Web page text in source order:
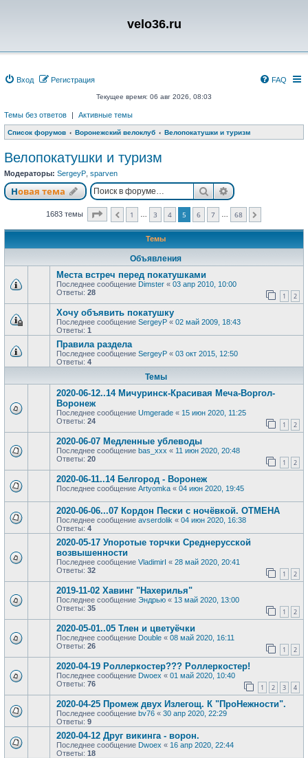
velo36.ru
Вход Регистрация FAQ
Текущее время: 06 авг 2026, 08:03
Темы без ответов | Активные темы
Список форумов Воронежский велоклуб Велопокатушки и туризм
Велопокатушки и туризм
Модераторы: SergeyP sparven
Новая тема ПоискРасширенный
1683 темы Страница 68
Пред.
1 3 4 5 6 7 68
Темы
Объявления
Места встреч перед покатушками
Последнее сообщение Dimster « 03 апр 2010, 10:00
Ответы: 28 1 2
Хочу объявить покатушку
Последнее сообщение SergeyP « 02 май 2009, 18:43
Ответы: 1
Правила раздела
Последнее сообщение SergeyP « 03 окт 2015, 12:50
Ответы: 4
Темы
2020-06-12..14 Мичуринск-Красивая Меча-Воргол-
Воронеж
Последнее сообщение Umgerade « 15 июн 2020, 11:25
Ответы: 24 1 2
2020-06-07 Медленные ублеводы
Последнее сообщение bas_xxx « 11 июн 2020, 20:48
Ответы: 20 1 2
2020-06-11..14 Белгород - Воронеж
Последнее сообщение Artyomka « 04 июн 2020, 19:45
2020-06-06...07 Кордон Пески с ночёвкой. ОТМЕНА
Последнее сообщение avserdolik « 04 июн 2020, 16:38
Ответы: 4
2020-05-17 Упоротые торчки Среднерусской
возвышенности
Последнее сообщение VladimirI « 28 май 2020, 20:41
Ответы: 32 1 2
2019-11-02 Хавинг "Нахерилья"
Последнее сообщение Эндрью « 13 май 2020, 13:00
Ответы: 35 1 2
2020-05-01..05 Тлен и цветуёчки
Последнее сообщение Double « 08 май 2020, 16:11
Ответы: 26 1 2
2020-04-19 Роллеркостер??? Роллеркостер!
Последнее сообщение Dwoex « 01 май 2020, 10:40
Ответы: 76 1 2 3 4
2020-04-25 Промеж двух Излегощ. К "ПроНежности".
Последнее сообщение bv76 « 30 апр 2020, 22:29
Ответы: 9
2020-04-12 Друг викинга - ворон.
Последнее сообщение Dwoex « 16 апр 2020, 22:44
Ответы: 18